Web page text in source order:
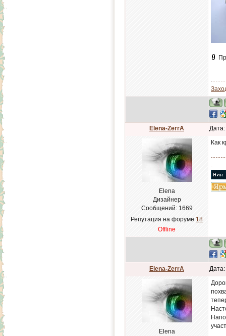
Elena-ZerrA
Elena
Дизайнер
Сообщений: 1669
Репутация на форуме 18
Offline
Как
.
Elena-ZerrA
Elena